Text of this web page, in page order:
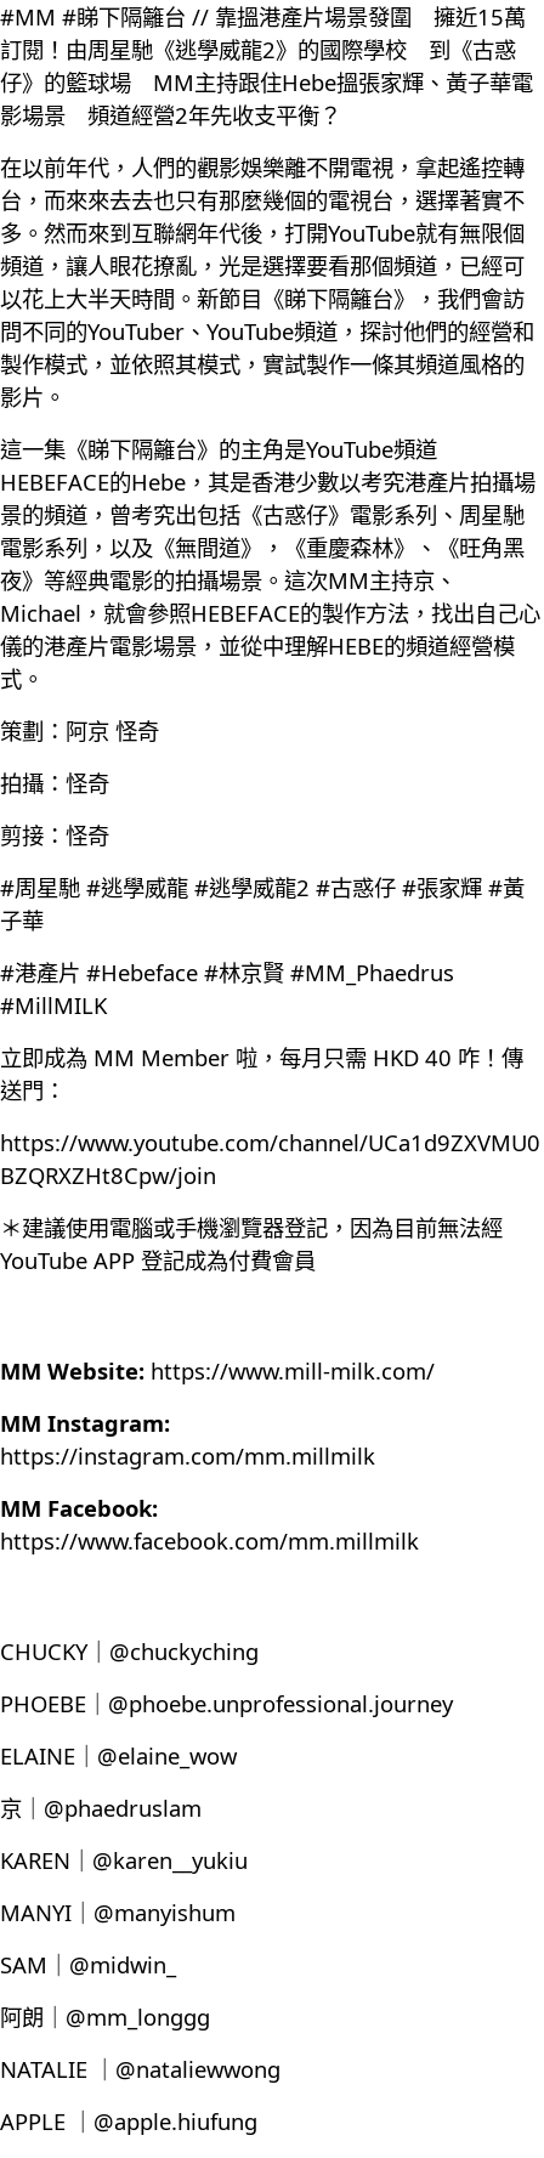
#MM #睇下隔籬台 // 靠搵港產片場景發圍 擁近15萬
訂閱！由周星馳《逃學威龍2》的國際學校 到《古惑
仔》的籃球場 MM主持跟住Hebe搵張家輝、黃子華電
影場景 頻道經營2年先收支平衡？
在以前年代，人們的觀影娛樂離不開電視，拿起遙控轉
台，而來來去去也只有那麼幾個的電視台，選擇著實不
多。然而來到互聯網年代後，打開YouTube就有無限個
頻道，讓人眼花撩亂，光是選擇要看那個頻道，已經可
以花上大半天時間。新節目《睇下隔籬台》，我們會訪
問不同的YouTuber、YouTube頻道，探討他們的經營和
製作模式，並依照其模式，實試製作一條其頻道風格的
影片。
這一集《睇下隔籬台》的主角是YouTube頻道
HEBEFACE的Hebe，其是香港少數以考究港產片拍攝場
景的頻道，曾考究出包括《古惑仔》電影系列、周星馳
電影系列，以及《無間道》，《重慶森林》、《旺角黑
夜》等經典電影的拍攝場景。這次MM主持京、
Michael，就會參照HEBEFACE的製作方法，找出自己心
儀的港產片電影場景，並從中理解HEBE的頻道經營模
式。
策劃：阿京 怪奇
拍攝：怪奇
剪接：怪奇
#周星馳 #逃學威龍 #逃學威龍2 #古惑仔 #張家輝 #黃
子華
#港產片 #Hebeface #林京賢 #MM_Phaedrus
#MillMILK
立即成為 MM Member 啦，每月只需 HKD 40 咋！傳
送門：
https://www.youtube.com/channel/UCa1d9ZXVMU0
BZQRXZHt8Cpw/join
＊建議使用電腦或手機瀏覽器登記，因為目前無法經
YouTube APP 登記成為付費會員
MM Website: https://www.mill-milk.com/
MM Instagram:
https://instagram.com/mm.millmilk
MM Facebook:
https://www.facebook.com/mm.millmilk
CHUCKY｜@chuckyching
PHOEBE｜@phoebe.unprofessional.journey
ELAINE｜@elaine_wow
京｜@phaedruslam
KAREN｜@karen__yukiu
MANYI｜@manyishum
SAM｜@midwin_
阿朗｜@mm_longgg
NATALIE ｜@nataliewwong
APPLE ｜@apple.hiufung